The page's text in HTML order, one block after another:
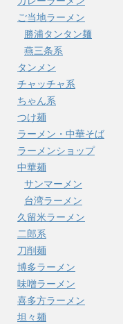
ご当地ラーメン
勝浦タンタン麺
燕三条系
タンメン
チャッチャ系
ちゃん系
つけ麺
ラーメン・中華そば
ラーメンショップ
中華麺
サンマーメン
台湾ラーメン
久留米ラーメン
二郎系
刀削麺
博多ラーメン
味噌ラーメン
喜多方ラーメン
坦々麺